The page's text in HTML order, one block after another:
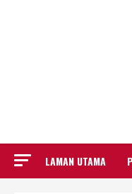
LAMAN UTAMA